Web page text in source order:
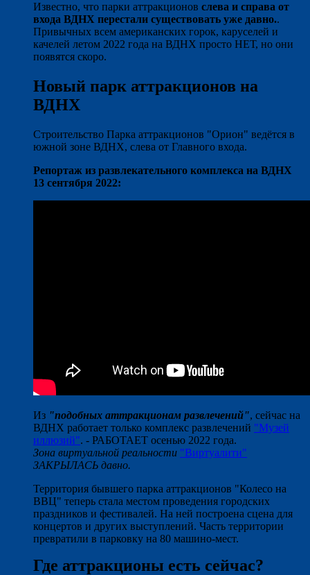
Известно, что парки аттракционов слева и справа от
входа ВДНХ перестали существовать уже давно..
Привычных всем американских горок, каруселей и
качелей летом 2022 года на ВДНХ просто НЕТ, но они
появятся скоро.
Новый парк аттракционов на
ВДНХ
Строительство Парка аттракционов "Орион" ведётся в
южной зоне ВДНХ, слева от Главного входа.
Репортаж из развлекательного комплекса на ВДНХ
13 сентября 2022:
Из "подобных аттракционам развлечений", сейчас на
ВДНХ работает только комплекс развлечений "Музей
иллюзий". - РАБОТАЕТ осенью 2022 года.
Зона виртуальной реальности "Виртуалити"
ЗАКРЫЛАСЬ давно.
Территория бывшего парка аттракционов "Колесо на
ВВЦ" теперь стала местом проведения городских
праздников и фестивалей. На ней построена сцена для
концертов и других выступлений. Часть территории
превратили в парковку на 80 машино-мест.
Где аттракционы есть сейчас?